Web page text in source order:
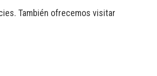
También ofrecemos visitar